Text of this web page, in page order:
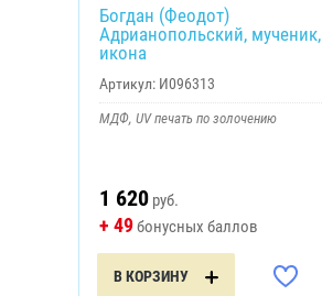
Богдан (Феодот)
Адрианопольский, мученик,
икона
Артикул: И096313
МДФ, UV печать по золочению
1 620 руб.
+ 49бонусных баллов
В КОРЗИНУ